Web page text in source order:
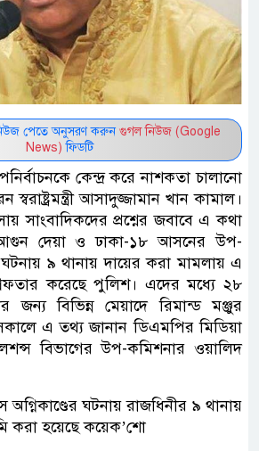
পেতে অনুসরণ করুন গুগল নিউজ (Google
News) ফিডটি
কেন্দ্র করে নাশকতা চালানো
আসাদুজ্জামান খান কামাল।
সাংবাদিকদের প্রশ্নের জবাবে এ কথা
আগুন দেয়া ও ঢাকা-১৮ আসনের উপ-
ঘটনায় ৯ থানায় দায়ের করা মামলায় এ
করেছে পুলিশ। এদের মধ্যে ২৮
জন্য বিভিন্ন মেয়াদে রিমান্ড মঞ্জুর
এ তথ্য জানান ডিএমপির মিডিয়া
বিভাগের উপ-কমিশনার ওয়ালিদ
ঘটনায় রাজধিনীর ৯ থানায়
করা হয়েছে কয়েক’শো